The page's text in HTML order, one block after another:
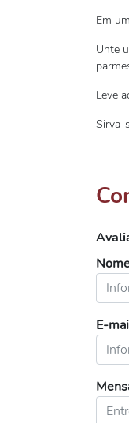
Em
Unte
Leve
Sirva-
E-